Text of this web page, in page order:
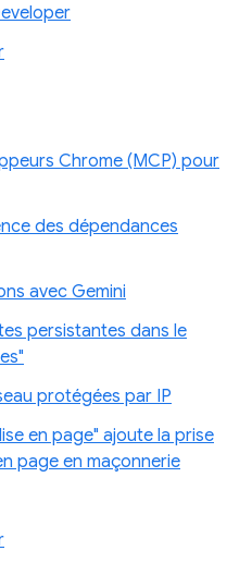
Chrome (MCP) pour
des dépendances
avec Gemini
persistantes dans le
protégées par IP
en page" ajoute la prise
page en maçonnerie